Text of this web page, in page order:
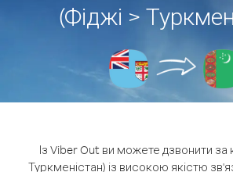
(Фіджі >
Із Viber Out ви можете дзвонити за
Туркменістан) із високою якістю